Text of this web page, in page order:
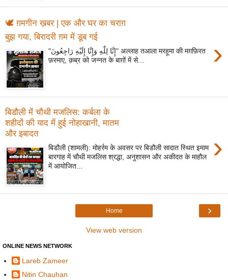
🕊️ ग़मगीन ख़बर | एक और घर का चराग़
बुझ गया, बिरादरी ग़म में डूब गई
›
"إِنَّا لِلّٰهِ وَإِنَّا إِلَيْهِ رَاجِعُونَ" अल्लाह तआला मरहूमा की मग़फ़िरत
फ़रमाए, क़ब्र को जन्नत के बाग़ों में से...
बिडौली में चौथी मजलिस: कर्बला के
शहीदों की याद में हुई नोहाखानी, मातम
और इबादत
›
बिडौली (शामली): मोहर्रम के अवसर पर बिडौली सादात स्थित इमाम
बारगाह में चौथी मजलिस श्रद्धा, अनुशासन और अकीदत के माहौल
में आयोजित...
›
Home
View web version
ONLINE NEWS NETWORK
Lareb Zameer
Nitin Chauhan